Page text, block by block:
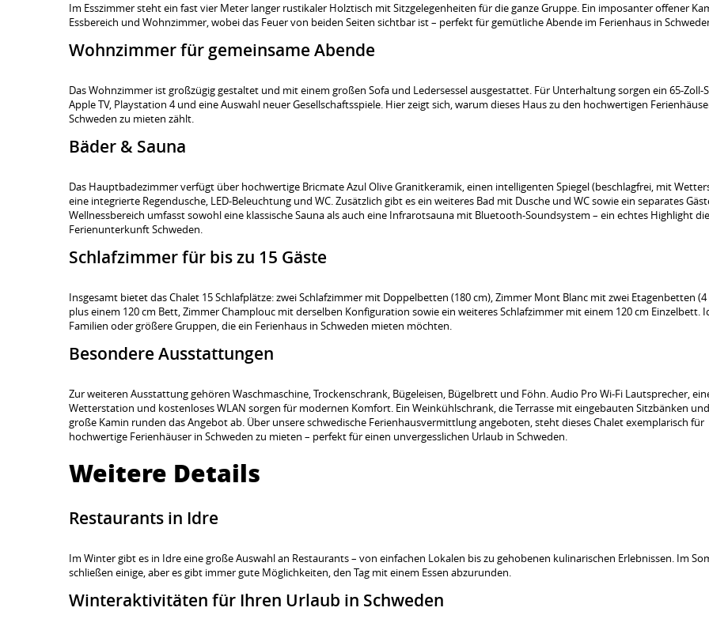
Im Esszimmer steht ein fast vier Meter langer rustikaler Holztisch mit Sitzgelegenheiten für die ganze Gruppe. Ein imposanter offener
Essbereich und Wohnzimmer, wobei das Feuer von beiden Seiten sichtbar ist – perfekt für gemütliche Abende im Ferienhaus in
Wohnzimmer für gemeinsame Abende
Das Wohnzimmer ist großzügig gestaltet und mit einem großen Sofa und Ledersessel ausgestattet. Für Unterhaltung sorgen ein 65-Zoll-
Apple TV, Playstation 4 und eine Auswahl neuer Gesellschaftsspiele. Hier zeigt sich, warum dieses Haus zu den hochwertigen
Schweden zu mieten zählt.
Bäder & Sauna
Das Hauptbadezimmer verfügt über hochwertige Bricmate Azul Olive Granitkeramik, einen intelligenten Spiegel (beschlagfrei, mit
eine integrierte Regendusche, LED-Beleuchtung und WC. Zusätzlich gibt es ein weiteres Bad mit Dusche und WC sowie ein separates
Wellnessbereich umfasst sowohl eine klassische Sauna als auch eine Infrarotsauna mit Bluetooth-Soundsystem – ein echtes Highlight
Ferienunterkunft Schweden.
Schlafzimmer für bis zu 15 Gäste
Insgesamt bietet das Chalet 15 Schlafplätze: zwei Schlafzimmer mit Doppelbetten (180 cm), Zimmer Mont Blanc mit zwei Etagenbetten (4
plus einem 120 cm Bett, Zimmer Champlouc mit derselben Konfiguration sowie ein weiteres Schlafzimmer mit einem 120 cm Einzelbett.
Familien oder größere Gruppen, die ein Ferienhaus in Schweden mieten möchten.
Besondere Ausstattungen
Zur weiteren Ausstattung gehören Waschmaschine, Trockenschrank, Bügeleisen, Bügelbrett und Föhn. Audio Pro Wi-Fi Lautsprecher,
Wetterstation und kostenloses WLAN sorgen für modernen Komfort. Ein Weinkühlschrank, die Terrasse mit eingebauten Sitzbänken
große Kamin runden das Angebot ab. Über unsere schwedische Ferienhausvermittlung angeboten, steht dieses Chalet exemplarisch für
hochwertige Ferienhäuser in Schweden zu mieten – perfekt für einen unvergesslichen Urlaub in Schweden.
Weitere Details
Restaurants in Idre
Im Winter gibt es in Idre eine große Auswahl an Restaurants – von einfachen Lokalen bis zu gehobenen kulinarischen Erlebnissen. Im
schließen einige, aber es gibt immer gute Möglichkeiten, den Tag mit einem Essen abzurunden.
Winteraktivitäten für Ihren Urlaub in Schweden